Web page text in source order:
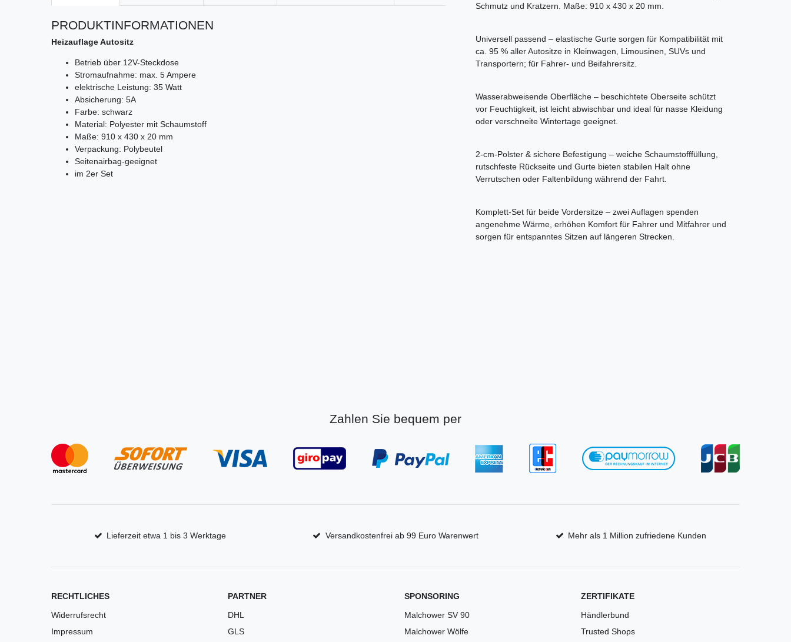
PRODUKTINFORMATIONEN
Heizauflage Autositz
Betrieb über 12V-Steckdose
Stromaufnahme: max. 5 Ampere
elektrische Leistung: 35 Watt
Absicherung: 5A
Farbe: schwarz
Material: Polyester mit Schaumstoff
Maße: 910 x 430 x 20 mm
Verpackung: Polybeutel
Seitenairbag-geeignet
im 2er Set
Schmutz und Kratzern. Maße: 910 x 430 x 20 mm.
Universell passend – elastische Gurte sorgen für Kompatibilität mit
ca. 95 % aller Autositze in Kleinwagen, Limousinen, SUVs und
Transportern; für Fahrer- und Beifahrersitz.
Wasserabweisende Oberfläche – beschichtete Oberseite schützt
vor Feuchtigkeit, ist leicht abwischbar und ideal für nasse Kleidung
oder verschneite Wintertage geeignet.
2‑cm‑Polster & sichere Befestigung – weiche Schaumstofffüllung,
rutschfeste Rückseite und Gurte bieten stabilen Halt ohne
Verrutschen oder Faltenbildung während der Fahrt.
Komplett‑Set für beide Vordersitze – zwei Auflagen spenden
angenehme Wärme, erhöhen Komfort für Fahrer und Mitfahrer und
sorgen für entspanntes Sitzen auf längeren Strecken.
Zahlen Sie bequem per
Lieferzeit etwa 1 bis 3 Werktage Versandkostenfrei ab 99 Euro Warenwert Mehr als 1 Million zufriedene Kunden
RECHTLICHES
Widerrufsrecht
Impressum
PARTNER
DHL
GLS
SPONSORING
Malchower SV 90
Malchower Wölfe
ZERTIFIKATE
Händlerbund
Trusted Shops